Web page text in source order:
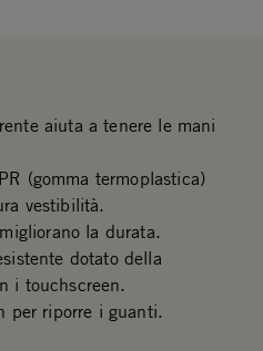
aiuta a tenere le mani
(gomma termoplastica)
vestibilità.
la durata.
dotato della
i touchscreen.
per riporre i guanti.